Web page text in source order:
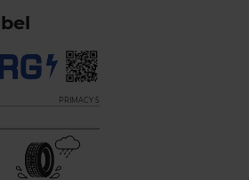
PRIMACY 5